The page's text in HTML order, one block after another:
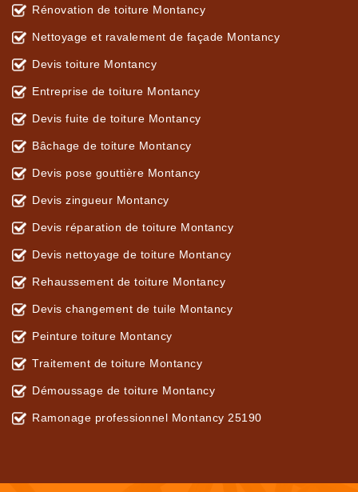
Rénovation de toiture Montancy
Nettoyage et ravalement de façade Montancy
Devis toiture Montancy
Entreprise de toiture Montancy
Devis fuite de toiture Montancy
Bâchage de toiture Montancy
Devis pose gouttière Montancy
Devis zingueur Montancy
Devis réparation de toiture Montancy
Devis nettoyage de toiture Montancy
Rehaussement de toiture Montancy
Devis changement de tuile Montancy
Peinture toiture Montancy
Traitement de toiture Montancy
Démoussage de toiture Montancy
Ramonage professionnel Montancy 25190